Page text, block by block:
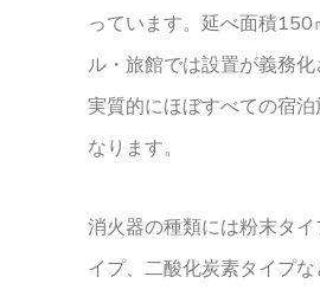
っています。延べ面積150
ル・旅館では設置が義務化
実質的にほぼすべての宿泊
なります。
消火器の種類には粉末タイ
イプ、二酸化炭素タイプ